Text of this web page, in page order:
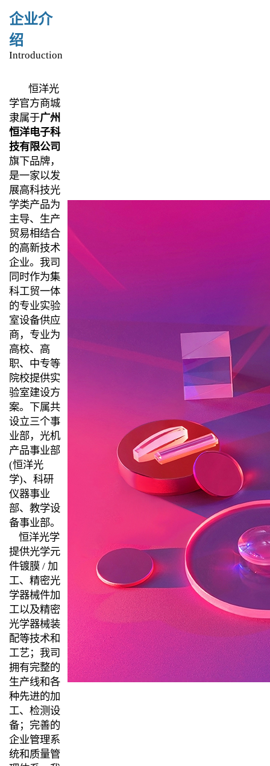
企业介
绍
Introduction
恒洋光
学官方商城
隶属于广州
恒洋电子科
技有限公司
旗下品牌，
是一家以发
展高科技光
学类产品为
主导、生产
贸易相结合
的高新技术
企业。我司
同时作为集
科工贸一体
的专业实验
室设备供应
商，专业为
高校、高
职、中专等
院校提供实
验室建设方
案。下属共
设立三个事
业部，光机
产品事业部
(恒洋光
学)、科研
仪器事业
部、教学设
备事业部。
恒洋光学
提供光学元
件镀膜 / 加
工、精密光
学器械件加
工以及精密
光学器械装
配等技术和
工艺；我司
拥有完整的
生产线和各
种先进的加
工、检测设
备；完善的
企业管理系
统和质量管